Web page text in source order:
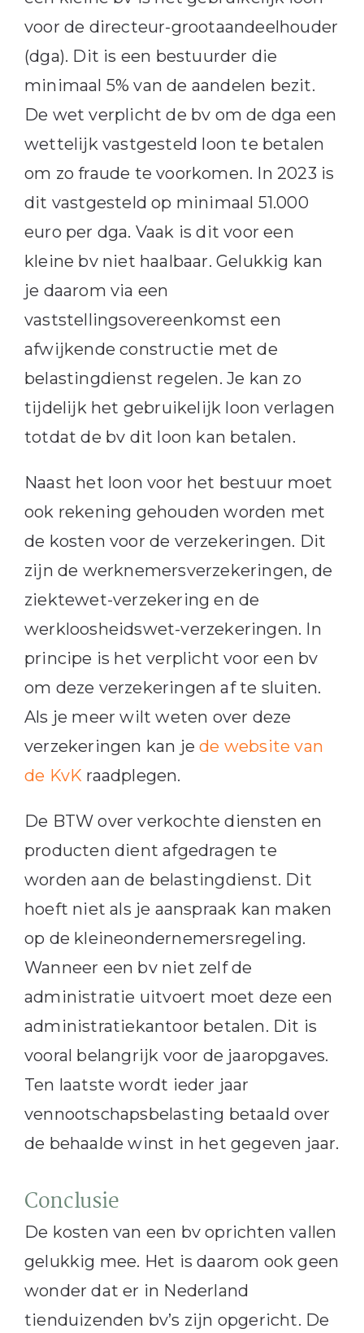
voor de directeur-grootaandeelhouder
(dga). Dit is een bestuurder die
minimaal 5% van de aandelen bezit.
De wet verplicht de bv om de dga een
wettelijk vastgesteld loon te betalen
om zo fraude te voorkomen. In 2023 is
dit vastgesteld op minimaal 51.000
euro per dga. Vaak is dit voor een
kleine bv niet haalbaar. Gelukkig kan
je daarom via een
vaststellingsovereenkomst een
afwijkende constructie met de
belastingdienst regelen. Je kan zo
tijdelijk het gebruikelijk loon verlagen
totdat de bv dit loon kan betalen.
Naast het loon voor het bestuur moet
ook rekening gehouden worden met
de kosten voor de verzekeringen. Dit
zijn de werknemersverzekeringen, de
ziektewet-verzekering en de
werkloosheidswet-verzekeringen. In
principe is het verplicht voor een bv
om deze verzekeringen af te sluiten.
Als je meer wilt weten over deze
verzekeringen kan jede website van
de KvK raadplegen.
De BTW over verkochte diensten en
producten dient afgedragen te
worden aan de belastingdienst. Dit
hoeft niet als je aanspraak kan maken
op de kleineondernemersregeling.
Wanneer een bv niet zelf de
administratie uitvoert moet deze een
administratiekantoor betalen. Dit is
vooral belangrijk voor de jaaropgaves.
Ten laatste wordt ieder jaar
vennootschapsbelasting betaald over
de behaalde winst in het gegeven jaar.
Conclusie
De kosten van een bv oprichten vallen
gelukkig mee. Het is daarom ook geen
wonder dat er in Nederland
tienduizenden bv’s zijn opgericht. De